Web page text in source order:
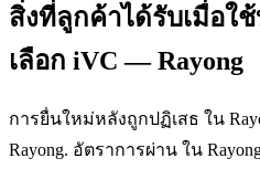
สิ่งที่ลูกค้าได้รับเมื่อใ
เลือก iVC — Rayong
การยื่นใหม่หลังถูกปฏิเสธ ใน
Rayong. อัตราการผ่าน ใน